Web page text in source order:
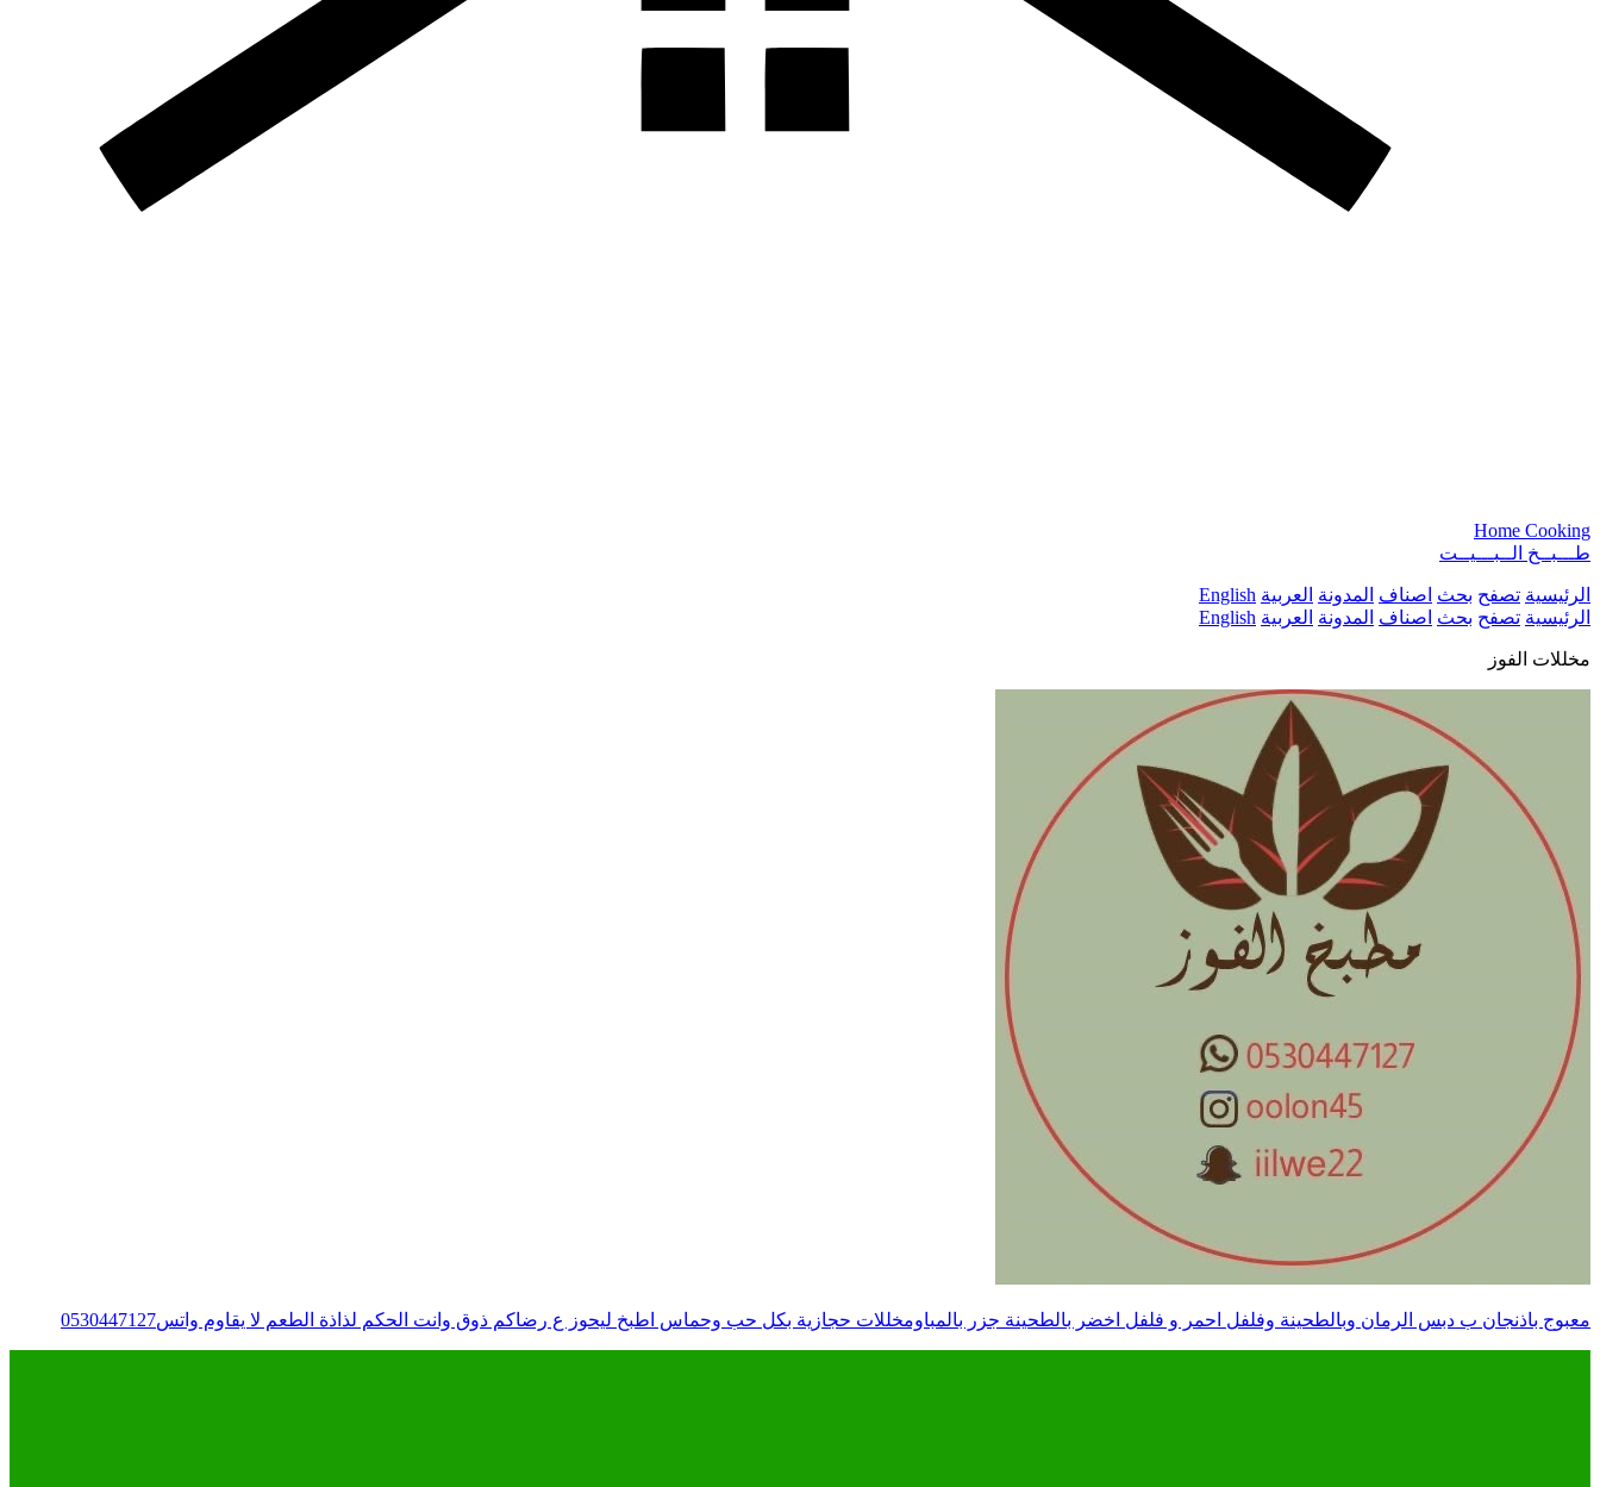
Home Cooking
طـــبــخ الــبـــيــت
الرئيسية تصفح بحث اصناف المدونة العربية English
الرئيسية تصفح بحث اصناف المدونة العربية English
مخللات الفوز
معبوج باذنجان ب دبس الرمان وبالطحينة وفلفل احمر و فلفل اخضر بالطحينة جزر بالمباومخللات حجازية بكل حب وحماس اطبخ ليحوز ع رضاكم ذوق وانت الحكم لذاذة الطعم لا يقاوم واتس0530447127